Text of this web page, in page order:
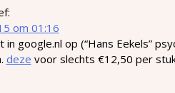
om 01:16
in google.nl op (“Hans Eekels”
deze voor slechts €12,50 per